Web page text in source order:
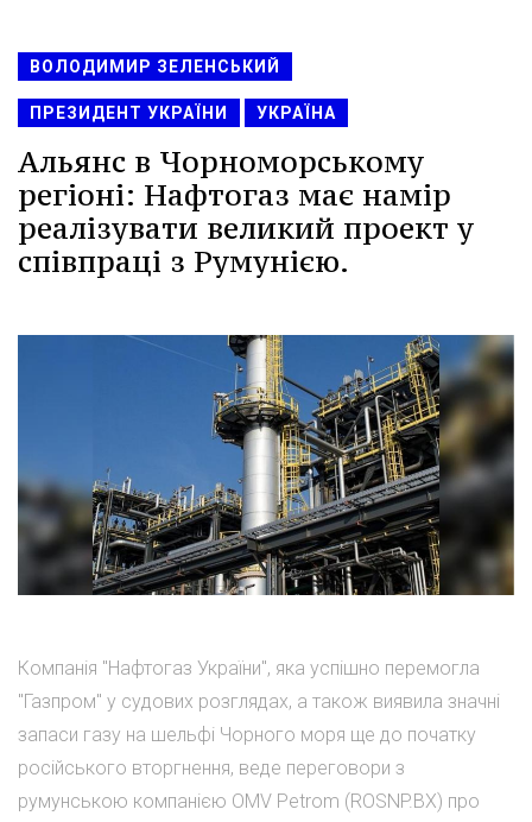
ВОЛОДИМИР ЗЕЛЕНСЬКИЙ
ПРЕЗИДЕНТ УКРАЇНИ УКРАЇНА
Альянс в Чорноморському
регіоні: Нафтогаз має намір
реалізувати великий проект у
співпраці з Румунією.
Компанія "Нафтогаз України", яка успішно перемогла
"Газпром" у судових розглядах, а також виявила значні
запаси газу на шельфі Чорного моря ще до початку
російського вторгнення, веде переговори з
румунською компанією OMV Petrom (ROSNP.BX) про